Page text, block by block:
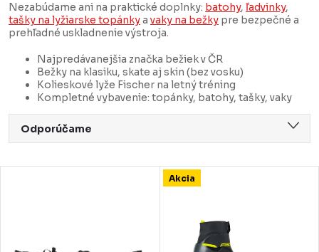
Nezabúdame ani na praktické doplnky: batohy, ľadvinky,
tašky na lyžiarske topánkya vaky na bežky pre bezpečné a
prehľadné uskladnenie výstroja.
Najpredávanejšia značka bežiek v ČR
Bežky na klasiku, skate aj skin (bez vosku)
Kolieskové lyže Fischer na letný tréning
Kompletné vybavenie: topánky, batohy, tašky, vaky
R
a
Odporúčame
Akcia